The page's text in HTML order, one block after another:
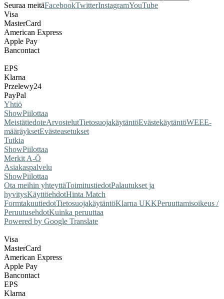
Seuraa meitäFacebookTwitterInstagramYouTube
Visa
MasterCard
American Express
Apple Pay
Bancontact
EPS
Klarna
Przelewy24
PayPal
Yhtiö
ShowPiilottaa
MeistätiedoteArvostelutTietosuojakäytäntöEvästekäytäntöWEEE-
määräyksetEvästeasetukset
Tutkia
ShowPiilottaa
Merkit A-Ö
Asiakaspalvelu
ShowPiilottaa
Ota meihin yhteyttäToimitustiedotPalautukset ja
hyvitysKäyttöehdotHinta Match
FormtakuutiedotTietosuojakäytäntöKlarna UKKPeruuttamisoikeus /
PeruutusehdotKuinka peruuttaa
Powered by Google Translate
Visa
MasterCard
American Express
Apple Pay
Bancontact
EPS
Klarna